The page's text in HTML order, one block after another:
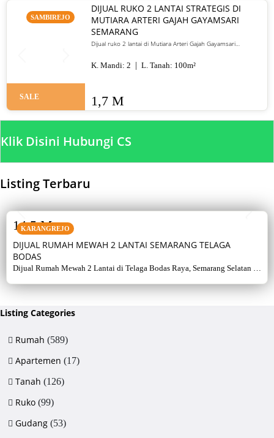
SAMBIREJO
SALE
DIJUAL RUKO 2 LANTAI STRATEGIS DI
MUTIARA ARTERI GAJAH GAYAMSARI
SEMARANG
Dijual ruko 2 lantai di Mutiara Arteri Gajah Gayamsari
untuk usaha. Harga 1,7 M.
K. Mandi: 2 L. Tanah: 100m²
1,7 M
Klik Disini Hubungi CS
Listing Terbaru
KARANGREJO
DIJUAL RUMAH MEWAH 2 LANTAI SEMARANG TELAGA
BODAS
Dijual Rumah Mewah 2 Lantai di Telaga Bodas Raya, Semarang Selatan –
listrik 5500 watt, air artetis. Lingkungan asri & strategis.
14,5 M
Listing Categories
Rumah (589)
Apartemen (17)
Tanah (126)
Ruko (99)
Gudang (53)